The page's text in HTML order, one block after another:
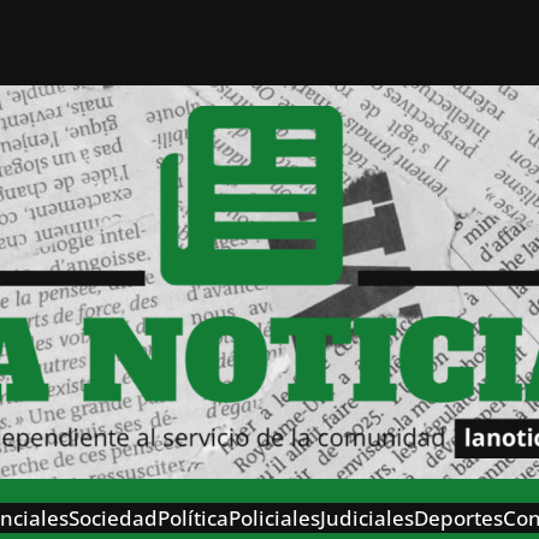
SociedadPolíticaPolicialesJudicialesDeportes